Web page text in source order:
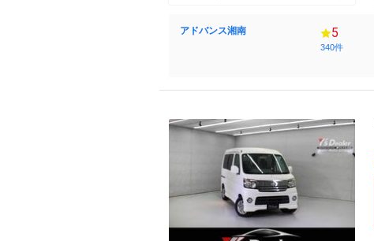
アドバンス湘南 5
340件